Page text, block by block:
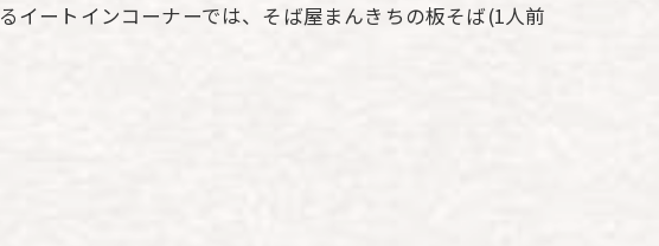
イートインコーナーでは、そば屋まんきちの板そば(1人前